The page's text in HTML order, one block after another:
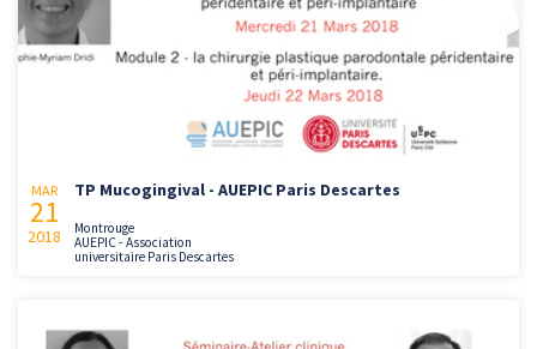
MAR
21
2018
TP Mucogingival - AUEPIC Paris Descartes
Montrouge
AUEPIC - Association
universitaire Paris Descartes